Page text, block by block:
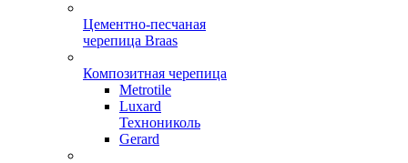
Цементно-песчаная
черепица Braas
Композитная черепица
Metrotile
Luxard
Технониколь
Gerard